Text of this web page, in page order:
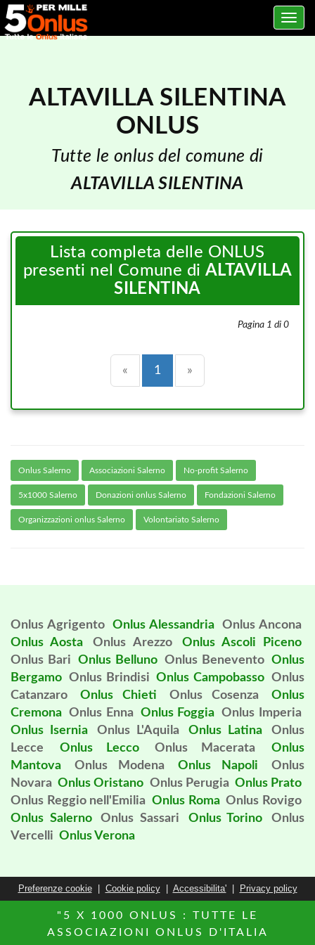
Toggle
ALTAVILLA SILENTINA
ONLUS
Tutte le onlus del comune di
ALTAVILLA SILENTINA
Lista completa delle ONLUS
presenti nel Comune di ALTAVILLA
SILENTINA
Pagina 1 di 0
« Precedente
1 (current)
»
Onlus Salerno Associazioni Salerno No-profit Salerno
5x1000 Salerno Donazioni onlus Salerno Fondazioni Salerno
Organizzazioni onlus Salerno Volontariato Salerno
Onlus Agrigento Onlus Alessandria
Onlus Ancona
Onlus Aosta
Onlus Arezzo
Onlus Ascoli Piceno
Onlus Bari
Onlus Belluno Onlus Benevento Onlus
Bergamo Onlus Brindisi Onlus Campobasso Onlus
Catanzaro
Onlus Chieti Onlus Cosenza
Onlus
Cremona Onlus Enna Onlus Foggia Onlus Imperia
Onlus Isernia
Onlus L'Aquila Onlus Latina
Onlus
Lecce
Onlus Lecco Onlus Macerata
Onlus
Mantova
Onlus Modena Onlus Napoli
Onlus
Novara Onlus Oristano Onlus Perugia Onlus Prato
Onlus Reggio nell'Emilia Onlus Roma Onlus Rovigo
Onlus Salerno
Onlus Sassari Onlus Torino
Onlus
Vercelli Onlus Verona
Preferenze cookie| Cookie policy| Accessibilita'| Privacy policy
"5 X 1000 ONLUS : TUTTE LE
ASSOCIAZIONI ONLUS D'ITALIA